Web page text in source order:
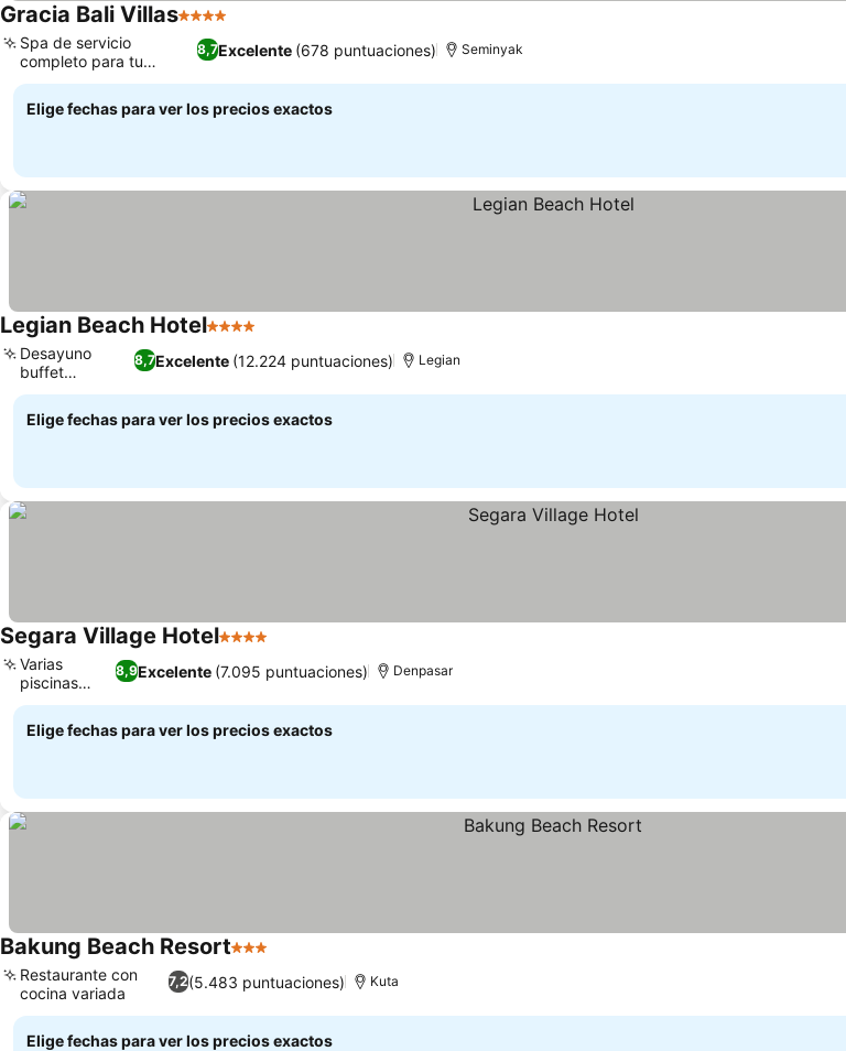
Gracia Bali Villas4 Estrellas
8,7Excelente (678 puntuaciones)
Spa de servicio
completo para tu
bienestar
Seminyak
Elige fechas para ver los precios exactos
Legian Beach Hotel4 Estrellas
8,7Excelente (12.224 puntuaciones)
Desayuno
buffet
completo
Legian
Elige fechas para ver los precios exactos
Segara Village Hotel4 Estrellas
8,9Excelente (7.095 puntuaciones)
Varias
piscinas
únicas
Denpasar
Elige fechas para ver los precios exactos
Bakung Beach Resort3 Estrellas
7,2(5.483 puntuaciones)
Restaurante con
cocina variada
Kuta
Elige fechas para ver los precios exactos